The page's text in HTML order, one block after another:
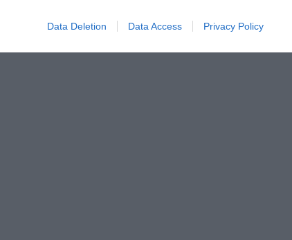
Data Deletion Data Access Privacy Policy